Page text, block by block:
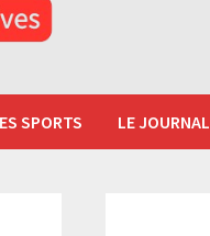
SPORTS LE JOURNAL